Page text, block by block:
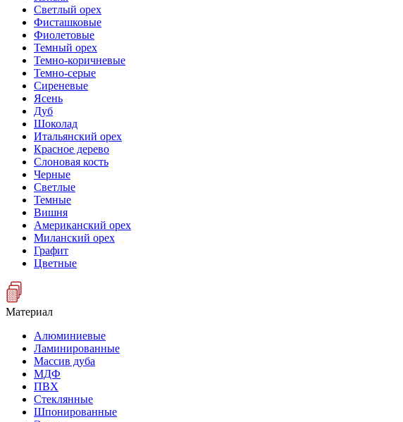
Светлый орех
Фисташковые
Фиолетовые
Темный орех
Темно-коричневые
Темно-серые
Сиреневые
Ясень
Дуб
Шоколад
Итальянский орех
Красное дерево
Слоновая кость
Черные
Светлые
Темные
Вишня
Американский орех
Миланский орех
Графит
Цветные
Материал
Алюминиевые
Ламинированные
Массив дуба
МДФ
ПВХ
Стеклянные
Шпонированные